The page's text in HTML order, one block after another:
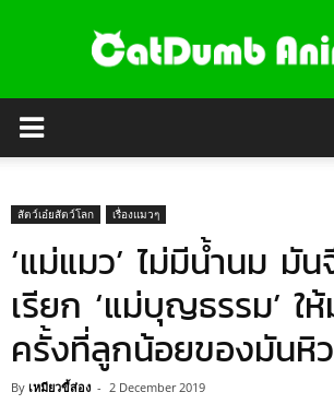
สัตว์เอ๋ยสัตว์โลก เรื่องแมวๆ
‘แม่แมว’ ไม่มีน้ำนม มั
เรียก ‘แม่บุญธรรม’ ใ
ครั้งที่ลูกน้อยของมันหิว
By เหมียวขี้ส่อง - 2 December 2019